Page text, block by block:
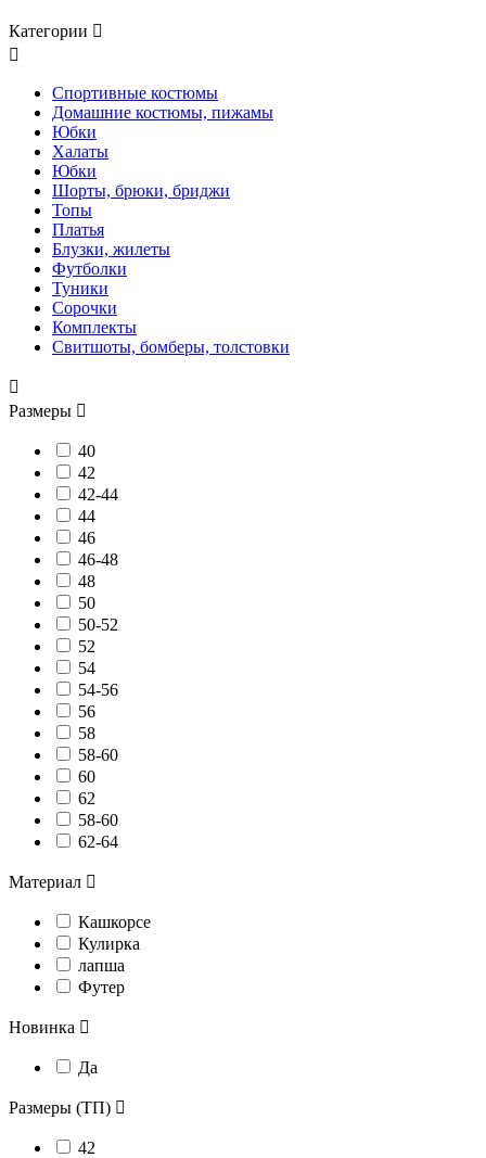
Категории 

Спортивные костюмы
Домашние костюмы, пижамы
Юбки
Халаты
Юбки
Шорты, брюки, бриджи
Топы
Платья
Блузки, жилеты
Футболки
Туники
Сорочки
Комплекты
Свитшоты, бомберы, толстовки

Размеры 
40
42
42-44
44
46
46-48
48
50
50-52
52
54
54-56
56
58
58-60
60
62
58-60
62-64
Материал 
Кашкорсе
Кулирка
лапша
Футер
Новинка 
Да
Размеры (ТП) 
42